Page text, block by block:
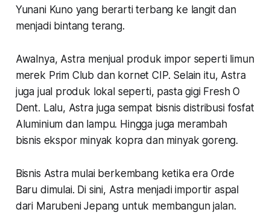
Yunani Kuno yang berarti terbang ke langit dan
menjadi bintang terang.
Awalnya, Astra menjual produk impor seperti limun
merek Prim Club dan kornet CIP. Selain itu, Astra
juga jual produk lokal seperti, pasta gigi Fresh O
Dent. Lalu, Astra juga sempat bisnis distribusi fosfat
Aluminium dan lampu. Hingga juga merambah
bisnis ekspor minyak kopra dan minyak goreng.
Bisnis Astra mulai berkembang ketika era Orde
Baru dimulai. Di sini, Astra menjadi importir aspal
dari Marubeni Jepang untuk membangun jalan.